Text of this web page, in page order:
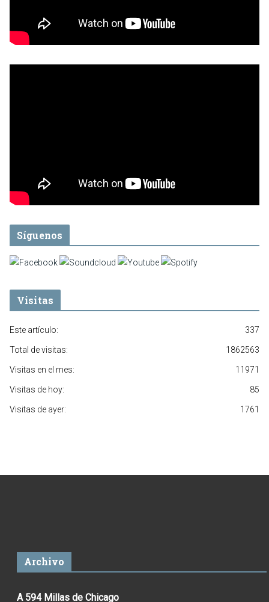
Síguenos
Visitas
337
Este artículo:
1862563
Total de visitas:
11971
Visitas en el mes:
85
Visitas de hoy:
1761
Visitas de ayer:
Archivo
A 594 Millas de Chicago